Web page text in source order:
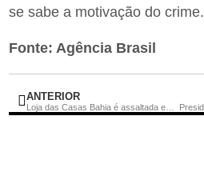
se sabe a motivação do crime.
Fonte: Agência Brasil
ANTERIOR
Loja das Casas Bahia é assaltada em Rio Bonito